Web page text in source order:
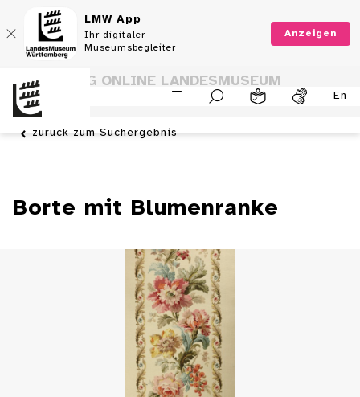
LMW App
Ihr digitaler
Museumsbegleiter
Anzeigen
En
SAMMLUNG ONLINE LANDESMUSEUM
WÜRTTEMBERG
zurück zum Suchergebnis
Borte mit Blumenranke